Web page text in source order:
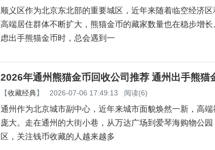
顺义区作为北京东北部的重要城区，近年来随着临空经济区
高端居住群体不断扩大，熊猫金币的藏家数量也在稳步增
虑出手熊猫金币时，总会遇到一
2026年通州熊猫金币回收公司推荐 通州出手熊猫
【收藏经典】 2026-07-06 17:49:13 阅读(6)
通州作为北京城市副中心，近年来城市面貌焕然一新，高
庞大。走在通州的大街小巷，从万达广场到爱琴海购物公
区，关注钱币收藏的人越来越多